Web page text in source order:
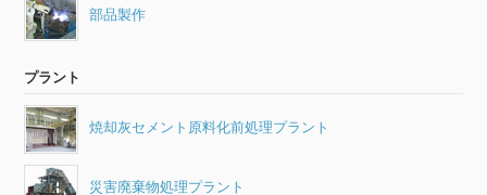
部品製作
プラント
焼却灰セメント原料化前処理プラント
災害廃棄物処理プラント